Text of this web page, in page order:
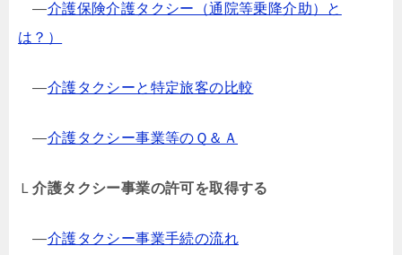
―介護保険介護タクシー（通院等乗降介助）と
は？）
―介護タクシーと特定旅客の比較
―介護タクシー事業等のＱ＆Ａ
Ｌ介護タクシー事業の許可を取得する
―介護タクシー事業手続の流れ